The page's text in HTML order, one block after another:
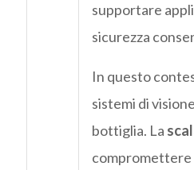
supportare
sicurezza
In questo
sistemi di
bottiglia. La
compromettere